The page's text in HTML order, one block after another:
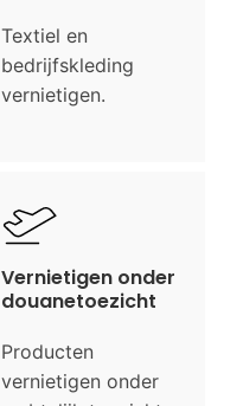
Textiel en
bedrijfskleding
vernietigen.
Vernietigen onder
douanetoezicht
Producten
vernietigen onder